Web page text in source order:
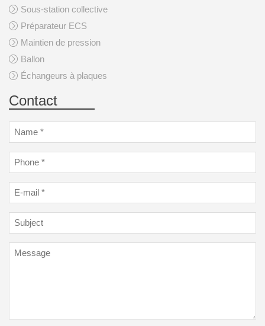
Sous-station collective
Préparateur ECS
Maintien de pression
Ballon
Échangeurs à plaques
Contact